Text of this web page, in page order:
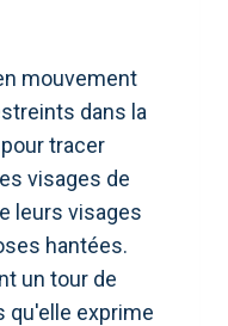
mouvement
dans la
tracer
visages de
leurs visages
hantées.
un tour de
qu'elle exprime